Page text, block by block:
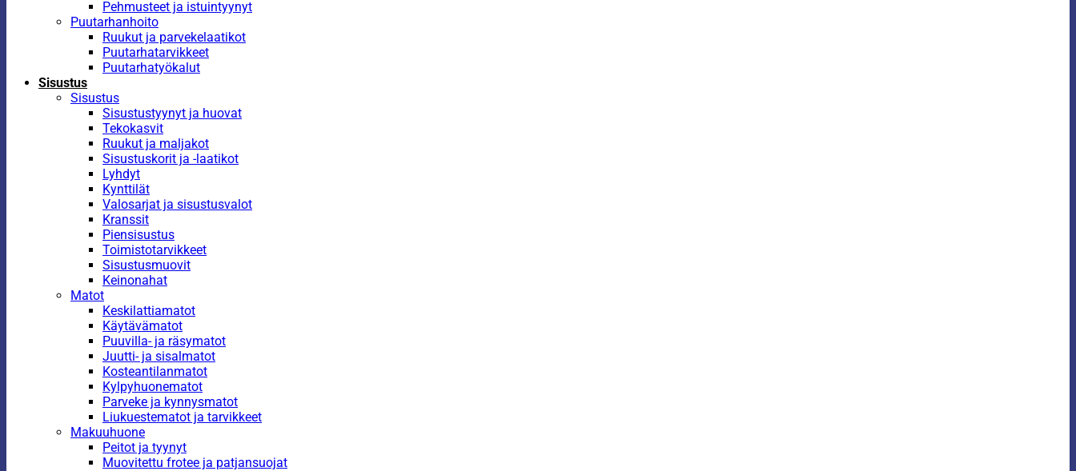
Pehmusteet ja istuintyynyt
Puutarhanhoito
Ruukut ja parvekelaatikot
Puutarhatarvikkeet
Puutarhatyökalut
Sisustus
Sisustus
Sisustustyynyt ja huovat
Tekokasvit
Ruukut ja maljakot
Sisustuskorit ja -laatikot
Lyhdyt
Kynttilät
Valosarjat ja sisustusvalot
Kranssit
Piensisustus
Toimistotarvikkeet
Sisustusmuovit
Keinonahat
Matot
Keskilattiamatot
Käytävämatot
Puuvilla- ja räsymatot
Juutti- ja sisalmatot
Kosteantilanmatot
Kylpyhuonematot
Parveke ja kynnysmatot
Liukuestematot ja tarvikkeet
Makuuhuone
Peitot ja tyynyt
Muovitettu frotee ja patjansuojat